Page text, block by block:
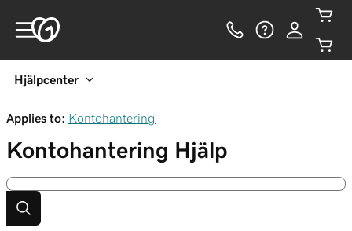
Hjälpcenter
Applies to: Kontohantering
Kontohantering Hjälp